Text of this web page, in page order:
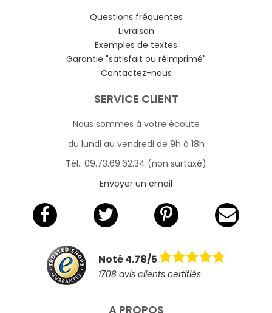
Questions fréquentes
Livraison
Exemples de textes
Garantie "satisfait ou réimprimé"
Contactez-nous
SERVICE CLIENT
Nous sommes à votre écoute
du lundi au vendredi de 9h à 18h
Tél.: 09.73.69.62.34 (non surtaxé)
Envoyer un email
Noté 4.78/5
1708 avis clients certifiés
A PROPOS